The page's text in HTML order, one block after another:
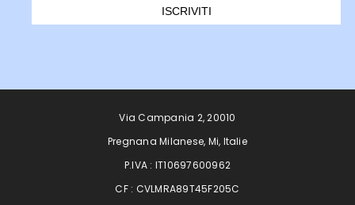
ISCRIVITI
Via Campania 2, 20010
Pregnana Milanese, Mi, Italie
P.IVA : IT10697600962
CF : CVLMRA89T45F205C